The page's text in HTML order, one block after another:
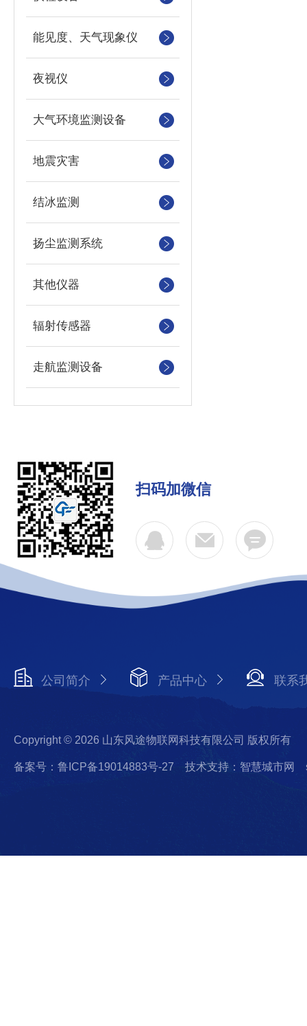
能见度、天气现象仪
夜视仪
大气环境监测设备
地震灾害
结冰监测
扬尘监测系统
其他仪器
辐射传感器
走航监测设备
扫码加微信
公司简介 产品中心 联系
Copyright © 2026 山东风途物联网科技有限公司 版权所有
备案号：鲁ICP备19014883号-27 技术支持：智慧城市网